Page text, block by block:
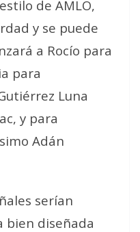
de AMLO,
y se puede
a Rocío para
para
Luna
y para
Adán
serían
bien diseñada